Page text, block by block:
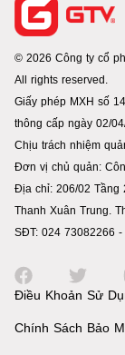
© 2026 Công ty cổ
All rights reserved.
Giấy phép MXH số
thông cấp ngày 02/
Chịu trách nhiệm
Đơn vị chủ quản:
Địa chỉ: 206/02 Tầng
Thanh Xuân Trung.
SĐT: 024 73082266 -
Điều Khoản Sử
Chính Sách Bảo